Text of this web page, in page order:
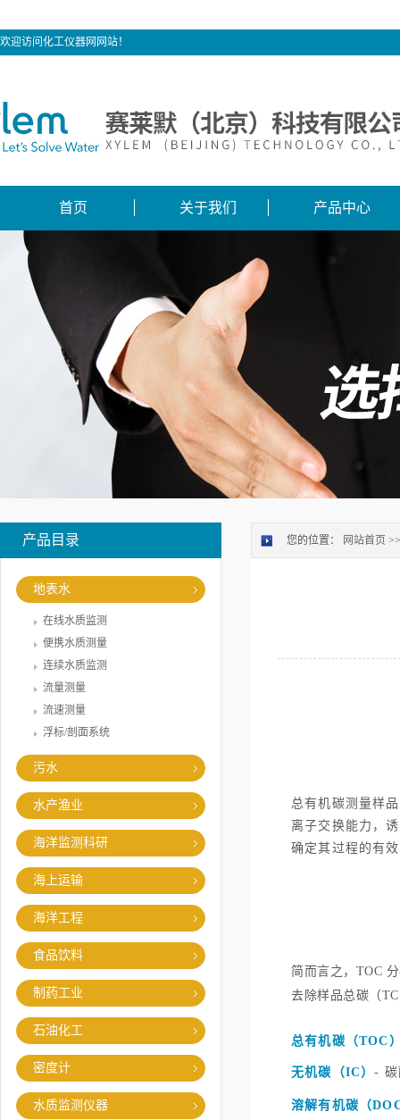
欢迎访问化工仪器网网站！
首页 关于我们 产品中心
产品目录
地表水
在线水质监测
便携水质测量
连续水质监测
流量测量
流速测量
浮标/剖面系统
污水
水产渔业
海洋监测科研
海上运输
海洋工程
食品饮料
制药工业
石油化工
密度计
水质监测仪器
您的位置： 网站首页
总有机碳测量样
离子交换能力，
确定其过程的有
简而言之，TOC
去除样品总碳（
总有机碳（TOC
无机碳（IC）- 碳
溶解有机碳（